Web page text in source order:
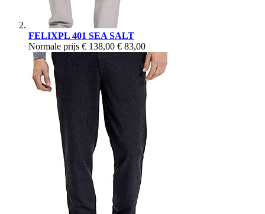
FELIXPL 401 SEA SALT
Normale prijs € 138,00 € 83,00